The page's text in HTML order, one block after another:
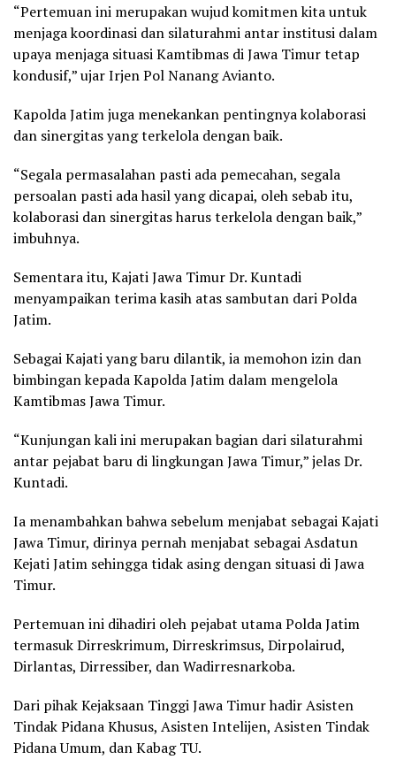
“Pertemuan ini merupakan wujud komitmen kita untuk
menjaga koordinasi dan silaturahmi antar institusi dalam
upaya menjaga situasi Kamtibmas di Jawa Timur tetap
kondusif,” ujar Irjen Pol Nanang Avianto.
Kapolda Jatim juga menekankan pentingnya kolaborasi
dan sinergitas yang terkelola dengan baik.
“Segala permasalahan pasti ada pemecahan, segala
persoalan pasti ada hasil yang dicapai, oleh sebab itu,
kolaborasi dan sinergitas harus terkelola dengan baik,”
imbuhnya.
Sementara itu, Kajati Jawa Timur Dr. Kuntadi
menyampaikan terima kasih atas sambutan dari Polda
Jatim.
Sebagai Kajati yang baru dilantik, ia memohon izin dan
bimbingan kepada Kapolda Jatim dalam mengelola
Kamtibmas Jawa Timur.
“Kunjungan kali ini merupakan bagian dari silaturahmi
antar pejabat baru di lingkungan Jawa Timur,” jelas Dr.
Kuntadi.
Ia menambahkan bahwa sebelum menjabat sebagai Kajati
Jawa Timur, dirinya pernah menjabat sebagai Asdatun
Kejati Jatim sehingga tidak asing dengan situasi di Jawa
Timur.
Pertemuan ini dihadiri oleh pejabat utama Polda Jatim
termasuk Dirreskrimum, Dirreskrimsus, Dirpolairud,
Dirlantas, Dirressiber, dan Wadirresnarkoba.
Dari pihak Kejaksaan Tinggi Jawa Timur hadir Asisten
Tindak Pidana Khusus, Asisten Intelijen, Asisten Tindak
Pidana Umum, dan Kabag TU.